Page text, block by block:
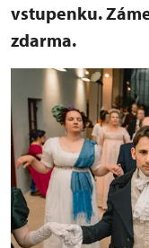
vstupenku.
zdarma.